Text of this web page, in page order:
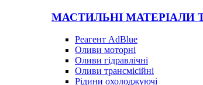
МАСТИЛЬНІ МАТЕРІАЛИ
Реагент AdBlue
Оливи моторні
Оливи гідравлічні
Оливи трансмісійні
Рідини охолоджуючі